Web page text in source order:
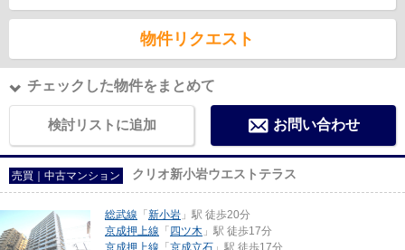
物件リクエスト
チェックした物件をまとめて
検討リストに追加 お問い合わせ
売買｜中古マンション クリオ新小岩ウエストテラス
総武線 「 新小岩 」駅 徒歩20分
京成押上線 「 四ツ木 」駅 徒歩17分
京成押上線 「 京成立石 」駅 徒歩17分